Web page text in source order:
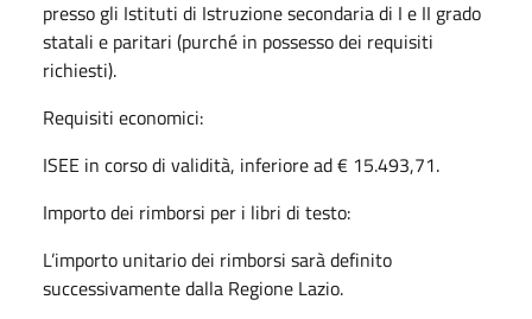
presso gli Istituti di Istruzione secondaria di I e II grado
statali e paritari (purché in possesso dei requisiti
richiesti).
Requisiti economici:
ISEE in corso di validità, inferiore ad € 15.493,71.
Importo dei rimborsi per i libri di testo:
L’importo unitario dei rimborsi sarà definito
successivamente dalla Regione Lazio.